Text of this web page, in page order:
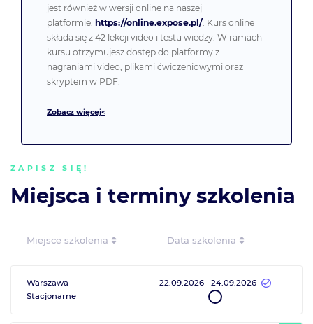
jest również w wersji online na naszej
platformie: https://online.expose.pl/. Kurs online
składa się z 42 lekcji video i testu wiedzy. W ramach
kursu otrzymujesz dostęp do platformy z
nagraniami video, plikami ćwiczeniowymi oraz
skryptem w PDF.
Zobacz więcej<
ZAPISZ SIĘ!
Miejsca i terminy szkolenia
Miejsce szkolenia Data szkolenia
Warszawa 22.09.2026- 24.09.2026
Stacjonarne